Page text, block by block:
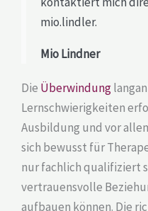
mio.lindler.
Mio Lindner
Die Überwindung
Lernschwierigkeiten
Ausbildung und vor
sich bewusst für
nur fachlich qualifiziert
vertrauensvolle
aufbauen können. Die